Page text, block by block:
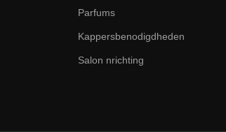
Parfums
Kappersbenodigdheden
Salon nrichting